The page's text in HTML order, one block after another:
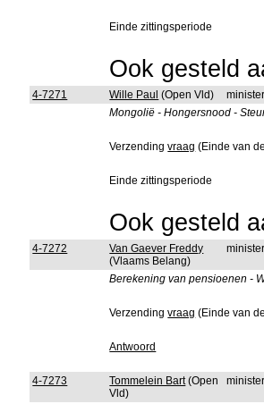
Einde zittingsperiode
Ook gesteld
4-7271 Wille Paul (Open Vld)
Mongolië - Hongersnood -
Verzendingvraag (Einde van
Einde zittingsperiode
Ook gesteld
4-7272
Van Gaever Freddy
(Vlaams Belang)
Berekening van pensioenen -
Verzendingvraag (Einde van
Antwoord
4-7273 Tommelein Bart(Open
Vld)